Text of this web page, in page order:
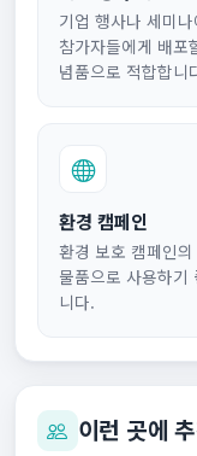
기업 행사나 세미나
참가자들에게 배포
념품으로 적합합니
환경 캠페인
환경 보호 캠페인
물품으로 사용하기
니다.
이런 곳에